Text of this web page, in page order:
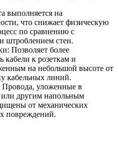
выполняется на
что снижает физическую
по сравнению с
штроблением стен.
Позволяет более
кабели к розеткам и
на небольшой высоте от
кабельных линий.
уложенные в
или другим напольным
от механических
повреждений.